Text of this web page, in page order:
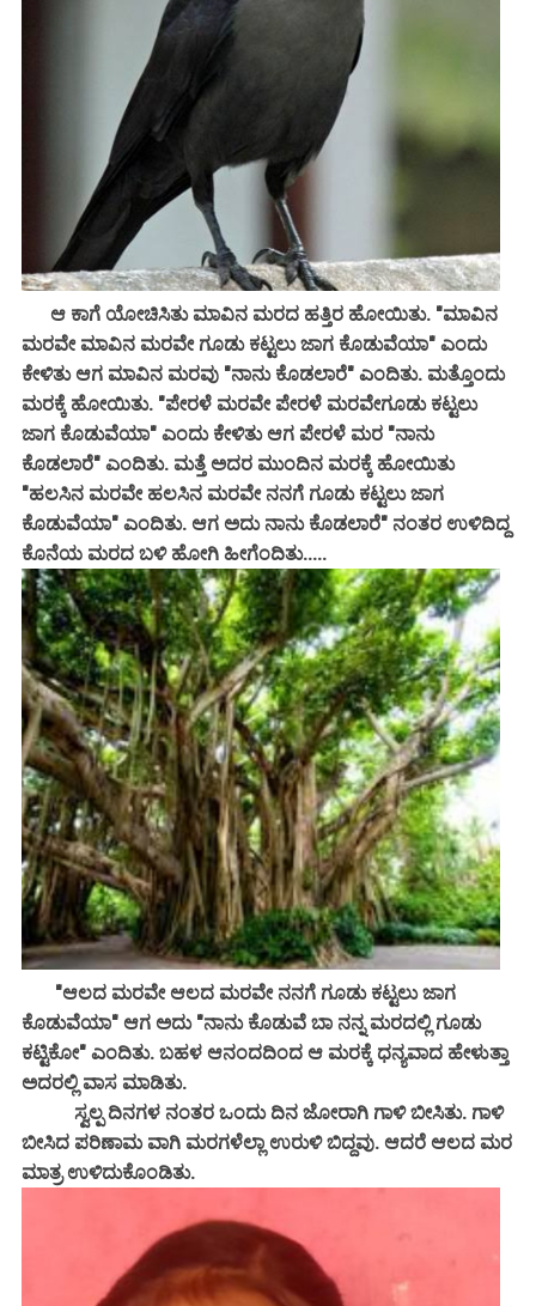
ಆ ಕಾಗೆ ಯೋಚಿಸಿತು ಮಾವಿನ ಮರದ ಹತ್ತಿರ ಹೋಯಿತು. "ಮಾವಿನ
ಮರವೇ ಮಾವಿನ ಮರವೇ ಗೂಡು ಕಟ್ಟಲು ಜಾಗ ಕೊಡುವೆಯಾ" ಎಂದು
ಕೇಳಿತು ಆಗ ಮಾವಿನ ಮರವು "ನಾನು ಕೊಡಲಾರೆ" ಎಂದಿತು. ಮತ್ತೊಂದು
ಮರಕ್ಕೆ ಹೋಯಿತು. "ಪೇರಳೆ ಮರವೇ ಪೇರಳೆ ಮರವೇಗೂಡು ಕಟ್ಟಲು
ಜಾಗ ಕೊಡುವೆಯಾ" ಎಂದು ಕೇಳಿತು ಆಗ ಪೇರಳೆ ಮರ "ನಾನು
ಕೊಡಲಾರೆ" ಎಂದಿತು. ಮತ್ತೆ ಅದರ ಮುಂದಿನ ಮರಕ್ಕೆ ಹೋಯಿತು
"ಹಲಸಿನ ಮರವೇ ಹಲಸಿನ ಮರವೇ ನನಗೆ ಗೂಡು ಕಟ್ಟಲು ಜಾಗ
ಕೊಡುವೆಯಾ" ಎಂದಿತು. ಆಗ ಅದು ನಾನು ಕೊಡಲಾರೆ" ನಂತರ ಉಳಿದಿದ್ದ
ಕೊನೆಯ ಮರದ ಬಳಿ ಹೋಗಿ ಹೀಗೆಂದಿತು.....
"ಆಲದ ಮರವೇ ಆಲದ ಮರವೇ ನನಗೆ ಗೂಡು ಕಟ್ಟಲು ಜಾಗ
ಕೊಡುವೆಯಾ" ಆಗ ಅದು "ನಾನು ಕೊಡುವೆ ಬಾ ನನ್ನ ಮರದಲ್ಲಿ ಗೂಡು
ಕಟ್ಟಿಕೋ" ಎಂದಿತು. ಬಹಳ ಆನಂದದಿಂದ ಆ ಮರಕ್ಕೆ ಧನ್ಯವಾದ ಹೇಳುತ್ತಾ
ಅದರಲ್ಲಿ ವಾಸ ಮಾಡಿತು.
ಸ್ವಲ್ಪ ದಿನಗಳ ನಂತರ ಒಂದು ದಿನ ಜೋರಾಗಿ ಗಾಳಿ ಬೀಸಿತು. ಗಾಳಿ
ಬೀಸಿದ ಪರಿಣಾಮ ವಾಗಿ ಮರಗಳೆಲ್ಲಾ ಉರುಳಿ ಬಿದ್ದವು. ಆದರೆ ಆಲದ ಮರ
ಮಾತ್ರ ಉಳಿದುಕೊಂಡಿತು.